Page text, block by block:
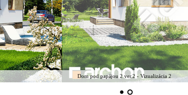
Dom pod papájou 2 ver.2 - Vizualizácia 2